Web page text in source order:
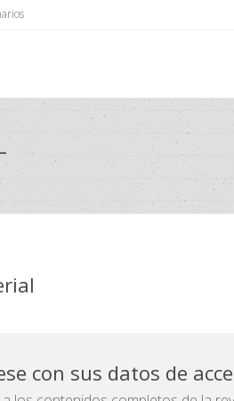
con sus datos de